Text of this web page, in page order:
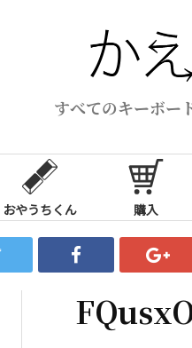
すべてのキーボー
おやうちくん 購入